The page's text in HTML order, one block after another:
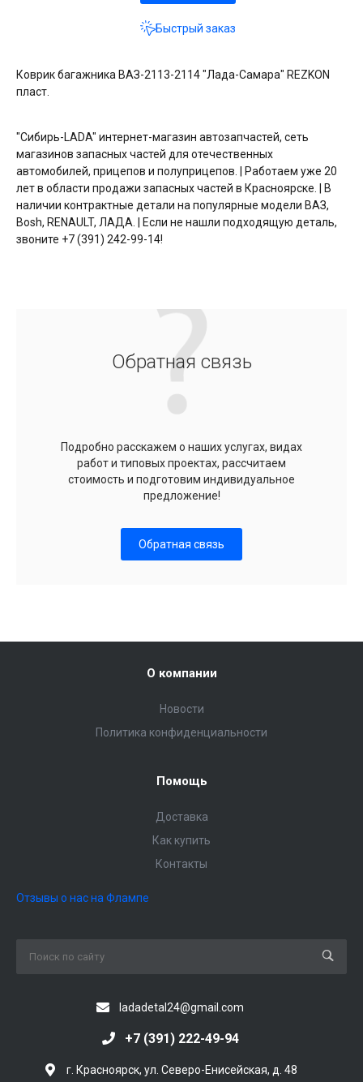
Быстрый заказ
Коврик багажника ВАЗ-2113-2114 "Лада-Самара" REZKON
пласт.
"Сибирь-LADA" интернет-магазин автозапчастей, сеть
магазинов запасных частей для отечественных
автомобилей, прицепов и полуприцепов. | Работаем уже 20
лет в области продажи запасных частей в Красноярске. | В
наличии контрактные детали на популярные модели ВАЗ,
Bosh, RENAULT, ЛАДА. | Если не нашли подходящую деталь,
звоните +7 (391) 242-99-14!
Обратная связь
Подробно расскажем о наших услугах, видах
работ и типовых проектах, рассчитаем
стоимость и подготовим индивидуальное
предложение!
Обратная связь
О компании
Новости
Политика конфиденциальности
Помощь
Доставка
Как купить
Контакты
Отзывы о нас на Флампе
ladadetal24@gmail.com
+7 (391) 222-49-94
г. Красноярск, ул. Северо-Енисейская, д. 48